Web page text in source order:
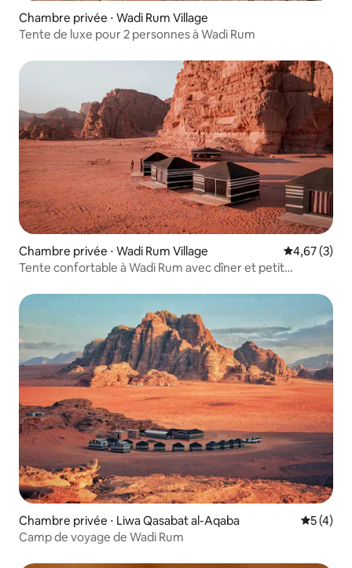
Chambre privée ⋅ Wadi Rum Village
Tente de luxe pour 2 personnes à Wadi Rum
Chambre privée ⋅ Wadi Rum Village Évaluation
4,67 (3)
Tente confortable à Wadi Rum avec dîner et petit
Chambre privée ⋅ Liwa Qasabat al-Aqaba
5 (4)
Camp de voyage de Wadi Rum